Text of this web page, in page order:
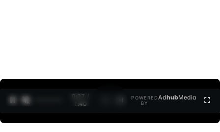
0:27 /
1:40
POWERED
BY
AdhubMedia